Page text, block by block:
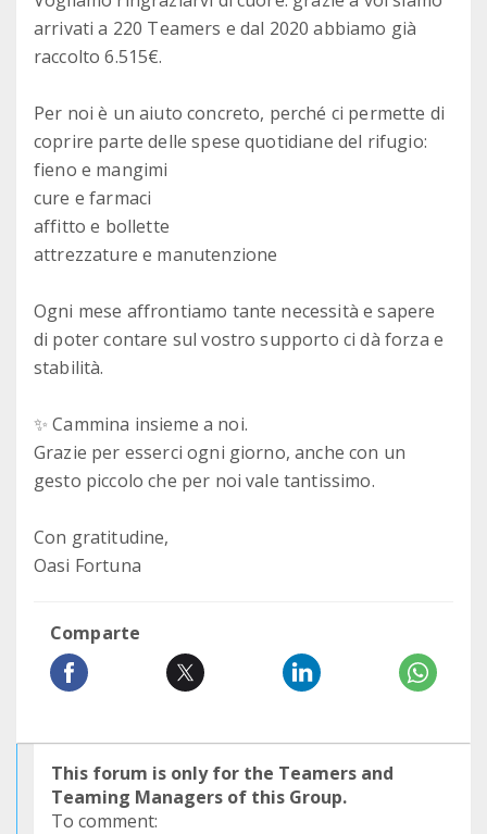
arrivati a 220 Teamers e dal 2020 abbiamo già
raccolto 6.515€.
Per noi è un aiuto concreto, perché ci permette di
coprire parte delle spese quotidiane del rifugio:
fieno e mangimi
cure e farmaci
affitto e bollette
attrezzature e manutenzione
Ogni mese affrontiamo tante necessità e sapere
di poter contare sul vostro supporto ci dà forza e
stabilità.
✨ Cammina insieme a noi.
Grazie per esserci ogni giorno, anche con un
gesto piccolo che per noi vale tantissimo.
Con gratitudine,
Oasi Fortuna
Comparte
This forum is only for the Teamers and
Teaming Managers of this Group.
To comment: